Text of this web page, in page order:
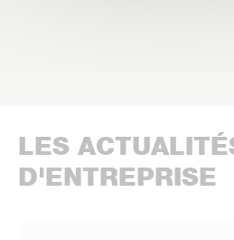
LES
D'ENTREPRISE